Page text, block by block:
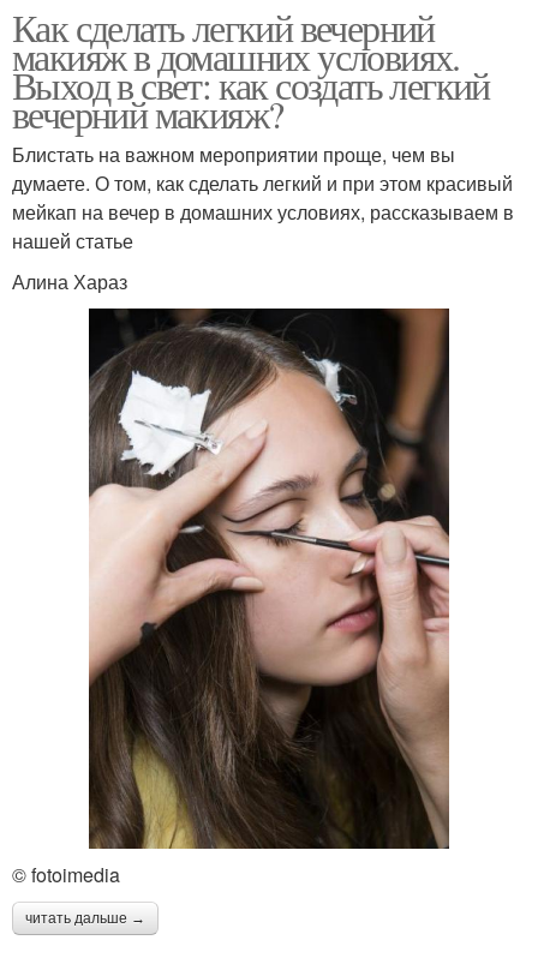
Как сделать легкий вечерний
макияж в домашних условиях.
Выход в свет: как создать легкий
вечерний макияж?
Блистать на важном мероприятии проще, чем вы
думаете. О том, как сделать легкий и при этом красивый
мейкап на вечер в домашних условиях, рассказываем в
нашей статье
Алина Хараз
© fotoimedia
читать дальше →